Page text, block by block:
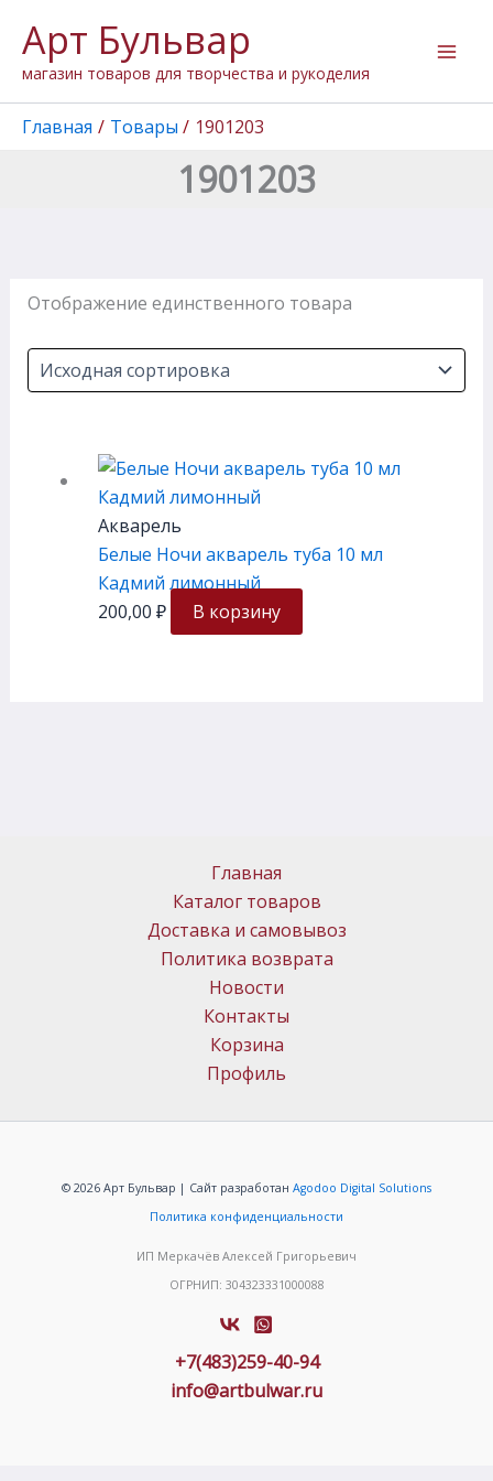
содержимому
Арт Бульвар
магазин товаров для творчества и рукоделия
Главная Товары 1901203
1901203
Отображение единственного товара
Акварель
Белые Ночи акварель туба 10 мл
Кадмий лимонный
200,00 ₽ В корзину
Главная
Каталог товаров
Доставка и самовывоз
Политика возврата
Новости
Контакты
Корзина
Профиль
© 2026 Арт Бульвар | Сайт разработан Agodoo Digital Solutions
Политика конфиденциальности
ИП Меркачёв Алексей Григорьевич
ОГРНИП: 304323331000088
+7(483)259-40-94
info@artbulwar.ru